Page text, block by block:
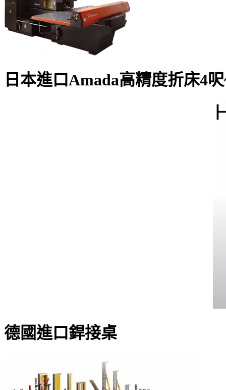
日本進口Amada高精度折床4
德國進口銲接桌